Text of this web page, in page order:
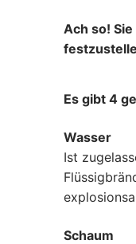
Ach so!
Es gibt 4
Wasser
Ist
Schaum